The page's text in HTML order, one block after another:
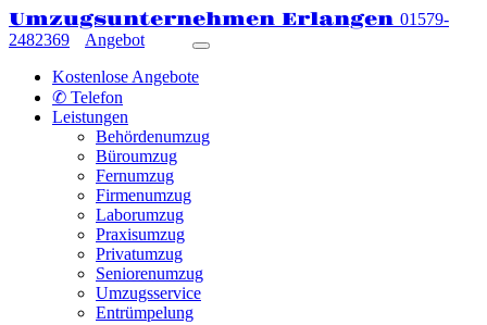
Umzugsunternehmen Erlangen 01579-
2482369
Angebot
Kostenlose Angebote
✆ Telefon
Leistungen
Behördenumzug
Büroumzug
Fernumzug
Firmenumzug
Laborumzug
Praxisumzug
Privatumzug
Seniorenumzug
Umzugsservice
Entrümpelung